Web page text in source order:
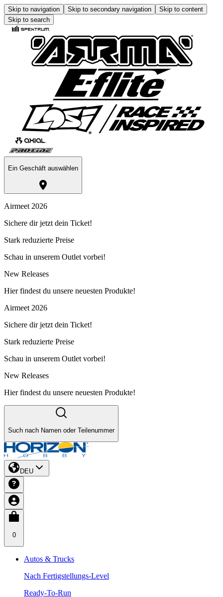
Skip to navigation Skip to secondary navigation
Skip to content
Skip to search
Ein Geschäft auswählen
Airmeet 2026
Sichere dir jetzt dein Ticket!
Stark reduzierte Preise
Schau in unserem Outlet vorbei!
New Releases
Hier findest du unsere neuesten Produkte!
Airmeet 2026
Sichere dir jetzt dein Ticket!
Stark reduzierte Preise
Schau in unserem Outlet vorbei!
New Releases
Hier findest du unsere neuesten Produkte!
Such nach Namen oder Teilenummer
DEU
0
Autos & Trucks
Nach Fertigstellungs-Level
Ready-To-Run